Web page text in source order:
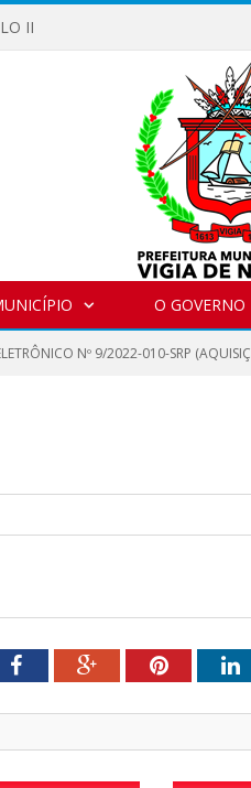
II
O GOVERNO
Nº 9/2022-010-SRP
FacebookGoogle+Pinterest